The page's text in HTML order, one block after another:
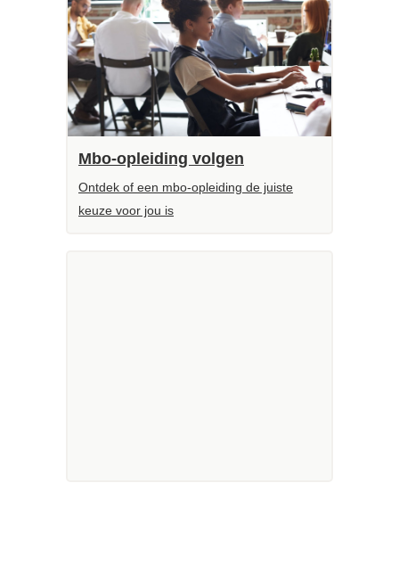
Mbo-opleiding volgen
Ontdek of een mbo-opleiding de juiste
keuze voor jou is